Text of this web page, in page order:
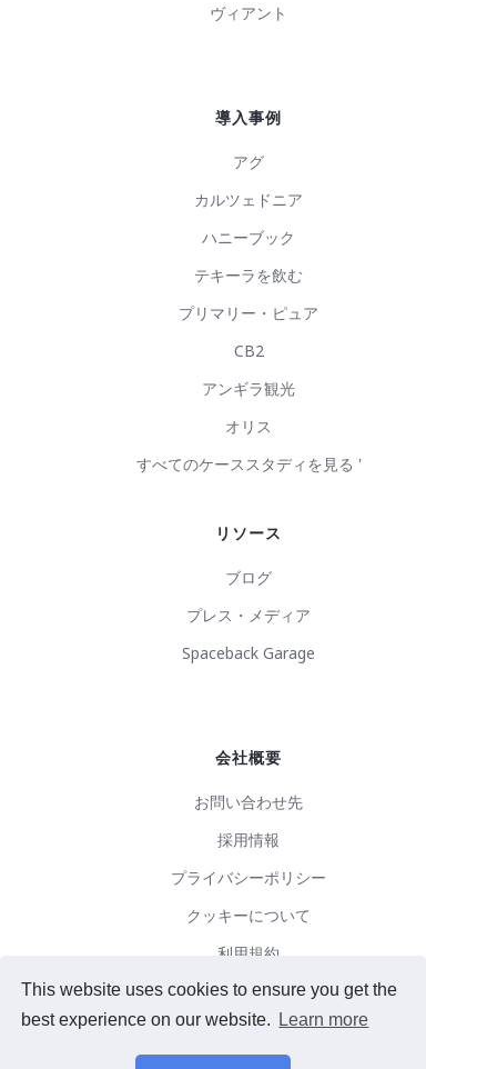
This website uses cookies to ensure you get the
best experience on our website.
Learn more
ヴィアント
導入事例
アグ
カルツェドニア
ハニーブック
テキーラを飲む
プリマリー・ピュア
CB2
アンギラ観光
オリス
すべてのケーススタディを見る '
リソース
ブログ
プレス・メディア
Spaceback Garage
会社概要
お問い合わせ先
採用情報
プライバシーポリシー
クッキーについて
利用規約